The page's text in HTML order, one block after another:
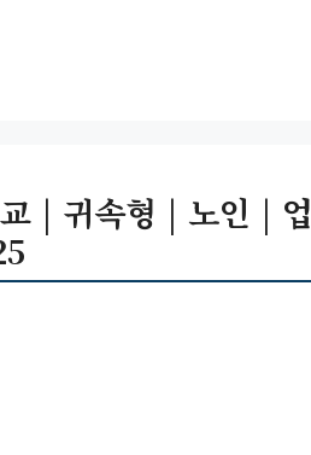
| 귀속형 | 노인 | 업